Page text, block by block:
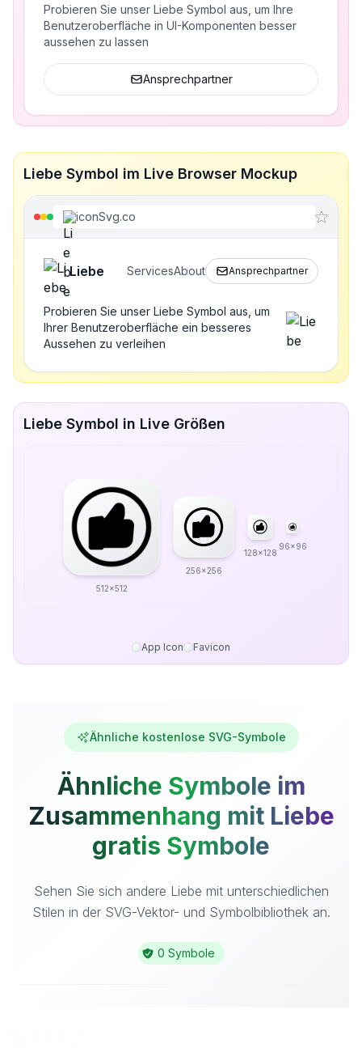
Probieren Sie unser Liebe Symbol aus, um Ihre
Benutzeroberfläche in UI-Komponenten besser
aussehen zu lassen
Ansprechpartner
Liebe Symbol im Live Browser Mockup
iconSvg.co
Liebe ServicesAbout Ansprechpartner
Probieren Sie unser Liebe Symbol aus, um
Ihrer Benutzeroberfläche ein besseres
Aussehen zu verleihen
Liebe Symbol in Live Größen
512x512
256x256
128x128
96x96
App Icon Favicon
Ähnliche kostenlose SVG-Symbole
Ähnliche Symbole im
Zusammenhang mit Liebe
gratis Symbole
Sehen Sie sich andere Liebe mit unterschiedlichen
Stilen in der SVG-Vektor- und Symbolbibliothek an.
0 Symbole